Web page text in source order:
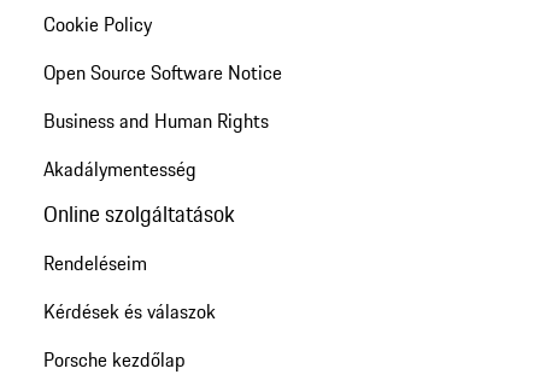
Cookie Policy
Open Source Software Notice
Business and Human Rights
Akadálymentesség
Online szolgáltatások
Rendeléseim
Kérdések és válaszok
Porsche kezdőlap